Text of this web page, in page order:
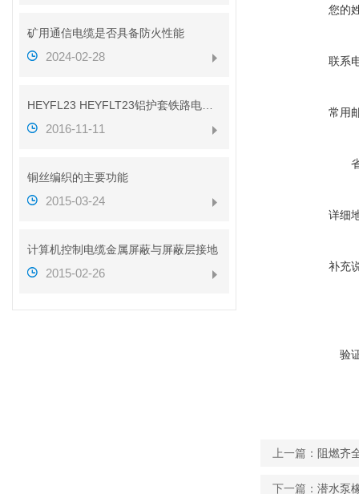
矿用通信电缆是否具备防火性能
2024-02-28
2016-11-11
铜丝编织的主要功能
2015-03-24
计算机控制电缆金属屏蔽与屏蔽层接地
2015-02-26
您的
联系
常用
详细
补充
验
上一篇： 阻燃齐
下一篇： 潜水泵